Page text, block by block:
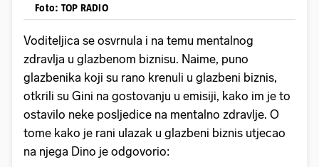
Foto: TOP RADIO
Voditeljica se osvrnula i na temu mentalnog
zdravlja u glazbenom biznisu. Naime, puno
glazbenika koji su rano krenuli u glazbeni biznis,
otkrili su Gini na gostovanju u emisiji, kako im je to
ostavilo neke posljedice na mentalno zdravlje. O
tome kako je rani ulazak u glazbeni biznis utjecao
na njega Dino je odgovorio: